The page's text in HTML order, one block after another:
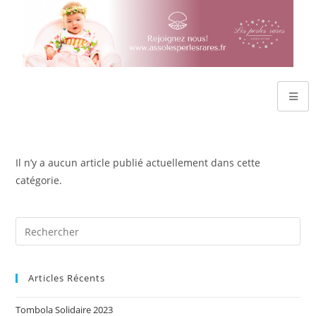
Il n’y a aucun article publié actuellement dans cette
catégorie.
Articles Récents
Tombola Solidaire 2023